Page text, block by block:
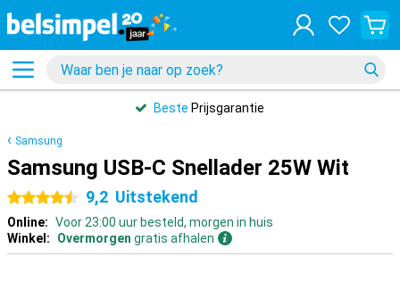
Beste Prijsgarantie
Samsung
Samsung USB-C Snellader 25W Wit
4.5 sterren
9,2 Uitstekend
Online: Voor 23:00 uur besteld, morgen in huis
Winkel:
Overmorgen gratis afhalen